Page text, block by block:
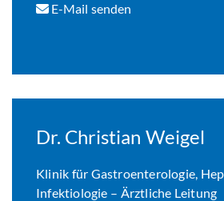
E-Mail senden
Dr. Christian Weigel
Klinik für Gastroenterologie,
Infektiologie – Ärztliche Leitung